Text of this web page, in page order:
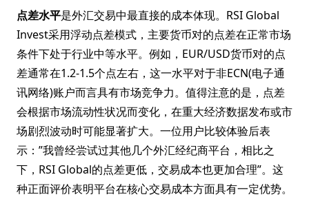
点差水平是外汇交易中最直接的成本体现。RSI Global
Invest采用浮动点差模式，主要货币对的点差在正常市场
条件下处于行业中等水平。例如，EUR/USD货币对的点
差通常在1.2-1.5个点左右，这一水平对于非ECN(电子通
讯网络)账户而言具有市场竞争力。值得注意的是，点差
会根据市场流动性状况而变化，在重大经济数据发布或市
场剧烈波动时可能显著扩大。一位用户比较体验后表
示：”我曾经尝试过其他几个外汇经纪商平台，相比之
下，RSI Global的点差更低，交易成本也更加合理”。这
种正面评价表明平台在核心交易成本方面具有一定优势。